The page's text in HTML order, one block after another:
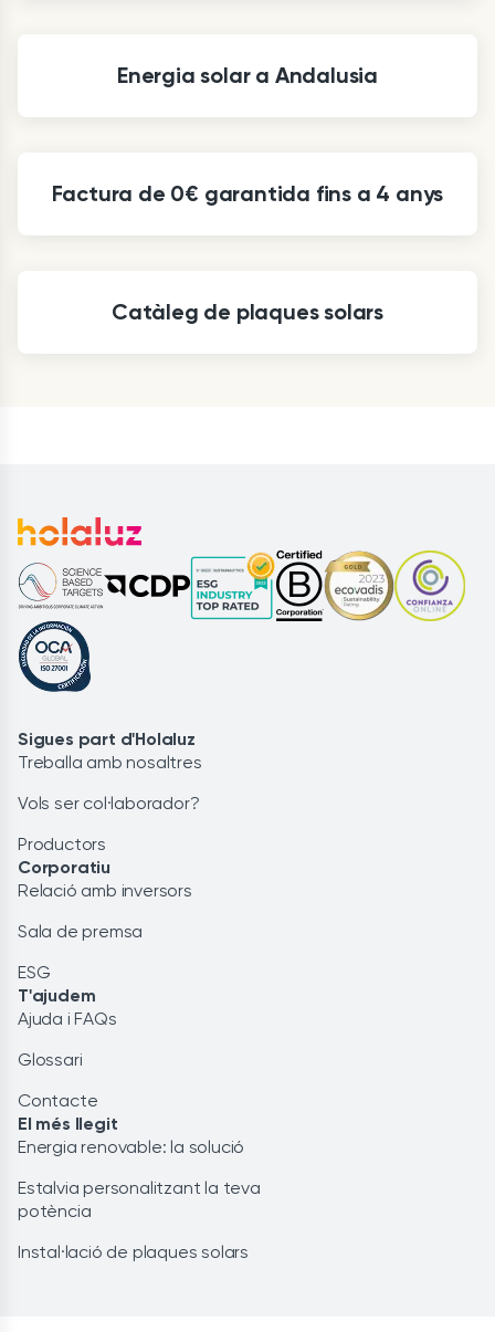
Energia solar a Andalusia
Factura de 0€ garantida fins a 4 anys
Catàleg de plaques solars
Sigues part d'Holaluz
Treballa amb nosaltres
Vols ser col·laborador?
Productors
Corporatiu
Relació amb inversors
Sala de premsa
ESG
T'ajudem
Ajuda i FAQs
Glossari
Contacte
El més llegit
Energia renovable: la solució
Estalvia personalitzant la teva
potència
Instal·lació de plaques solars